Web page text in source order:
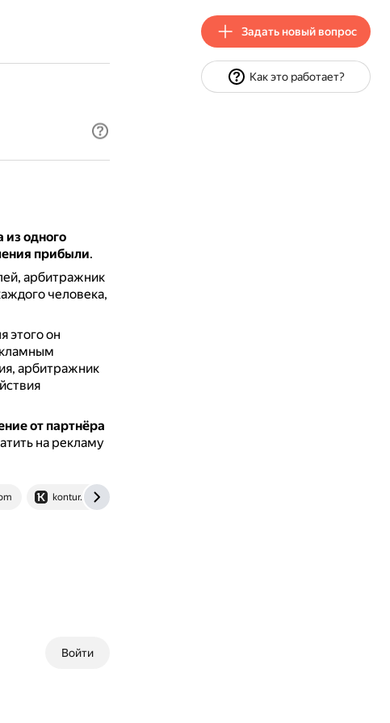
из одного
прибыли.
арбитражник
человека,
этого он
арбитражник
от партнёра
на рекламу
kontur.ru
Войти
Задать новый вопрос
Как это работает?